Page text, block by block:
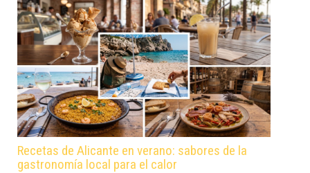
Recetas de Alicante en verano: sabores de la
gastronomía local para el calor